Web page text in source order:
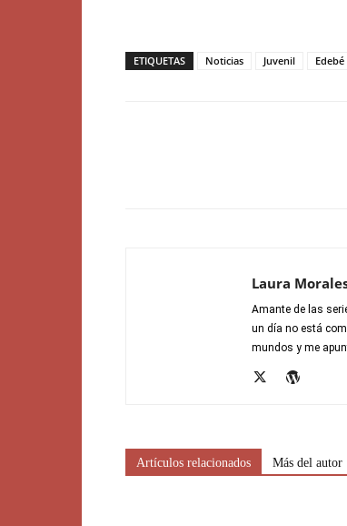
ETIQUETAS Noticias Juvenil Edebé
Laura
Amante de las
un día no está
mundos y me
Artículos relacionados Más del autor